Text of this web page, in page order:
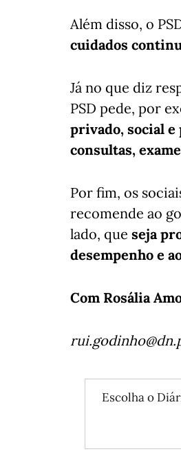
Além disso, o
cuidados
Já no que diz
PSD pede, por
privado, social
consultas,
Por fim, os
recomende ao
lado, que seja
desempenho e
Com Rosália
Escolha o